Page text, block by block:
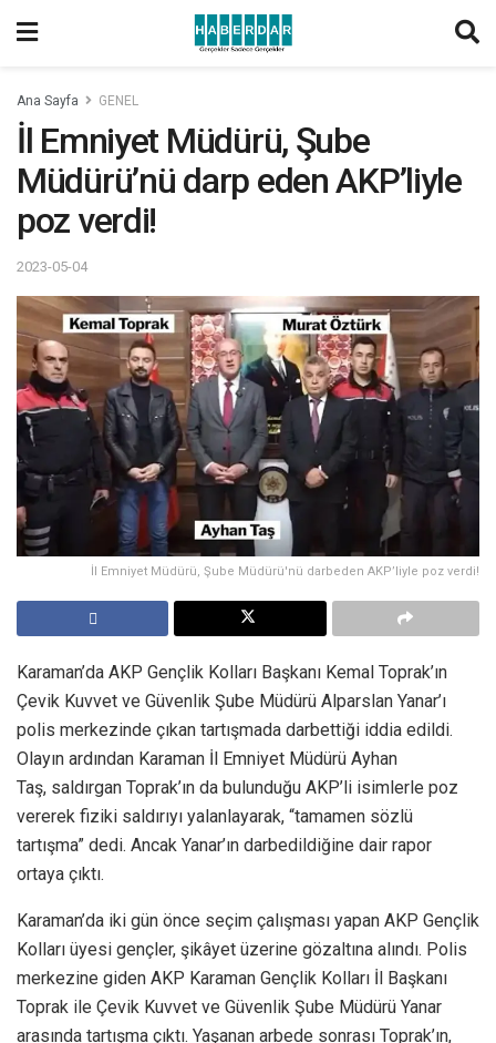
Ana Sayfa GENEL
İl Emniyet Müdürü, Şube
Müdürü’nü darp eden AKP’liyle
poz verdi!
2023-05-04
İl Emniyet Müdürü, Şube Müdürü'nü darbeden AKP’liyle poz verdi!
Karaman’da AKP Gençlik Kolları Başkanı Kemal Toprak’ın
Çevik Kuvvet ve Güvenlik Şube Müdürü Alparslan Yanar’ı
polis merkezinde çıkan tartışmada darbettiği iddia edildi.
Olayın ardından Karaman İl Emniyet Müdürü Ayhan
Taş, saldırgan Toprak’ın da bulunduğu AKP’li isimlerle poz
vererek fiziki saldırıyı yalanlayarak, “tamamen sözlü
tartışma” dedi. Ancak Yanar’ın darbedildiğine dair rapor
ortaya çıktı.
Karaman’da iki gün önce seçim çalışması yapan AKP Gençlik
Kolları üyesi gençler, şikâyet üzerine gözaltına alındı. Polis
merkezine giden AKP Karaman Gençlik Kolları İl Başkanı
Toprak ile Çevik Kuvvet ve Güvenlik Şube Müdürü Yanar
arasında tartışma çıktı. Yaşanan arbede sonrası Toprak’ın,